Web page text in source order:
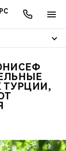
ЮНИСЕФ
ТУРЦИИ,